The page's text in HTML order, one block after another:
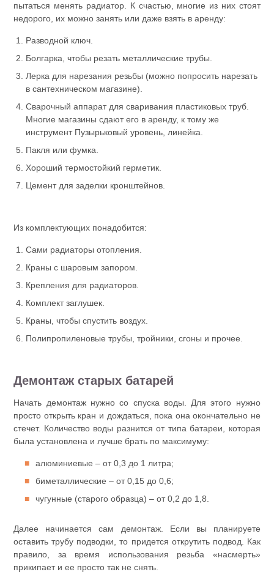
пытаться менять радиатор. К счастью, многие из них стоят
недорого, их можно занять или даже взять в аренду:
Разводной ключ.
Болгарка, чтобы резать металлические трубы.
Лерка для нарезания резьбы (можно попросить нарезать
в сантехническом магазине).
Сварочный аппарат для сваривания пластиковых труб.
Многие магазины сдают его в аренду, к тому же
инструмент Пузырьковый уровень, линейка.
Пакля или фумка.
Хороший термостойкий герметик.
Цемент для заделки кронштейнов.
Из комплектующих понадобится:
Сами радиаторы отопления.
Краны с шаровым запором.
Крепления для радиаторов.
Комплект заглушек.
Краны, чтобы спустить воздух.
Полипропиленовые трубы, тройники, сгоны и прочее.
Демонтаж старых батарей
Начать демонтаж нужно со спуска воды. Для этого нужно
просто открыть кран и дождаться, пока она окончательно не
стечет. Количество воды разнится от типа батареи, которая
была установлена и лучше брать по максимуму:
алюминиевые – от 0,3 до 1 литра;
биметаллические – от 0,15 до 0,6;
чугунные (старого образца) – от 0,2 до 1,8.
Далее начинается сам демонтаж. Если вы планируете
оставить трубу подводки, то придется открутить подвод. Как
правило, за время использования резьба «насмерть»
прикипает и ее просто так не снять.